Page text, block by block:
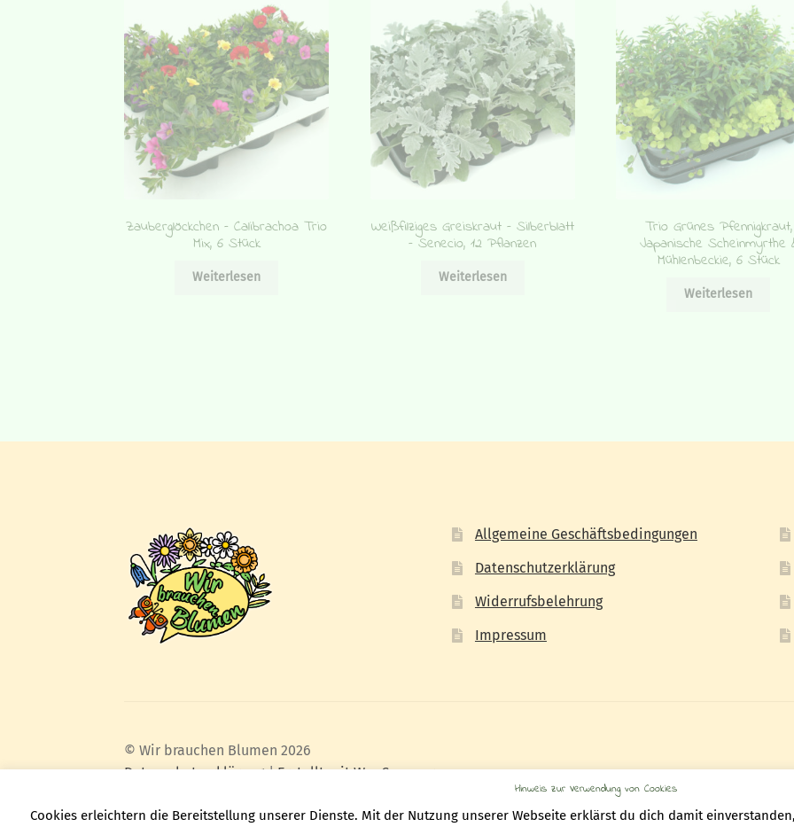
Zauberglöckchen – Calibrachoa Trio
Mix, 6 Stück
Weiterlesen
Weißfilziges Greiskraut ­– Silberblatt
– Senecio, 12 Pflanzen
Weiterlesen
Trio Grünes Pfennigkraut,
Japanische Scheinmyrthe
Mühlenbeckie, 6 Stück
Weiterlesen
Allgemeine Geschäftsbedingungen
Datenschutzerklärung
Widerrufsbelehrung
Impressum
© Wir brauchen Blumen 2026
Datenschutzerklärung
Erstellt mit WooCommerce.
Hinweis zur Verwendung von Cookies
Cookies erleichtern die Bereitstellung unserer Dienste. Mit der Nutzung unserer Webseite erklärst du dich damit